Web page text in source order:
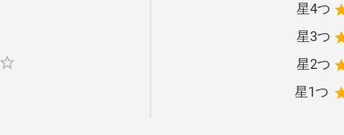
星4つ
星3つ
星2つ
星1つ